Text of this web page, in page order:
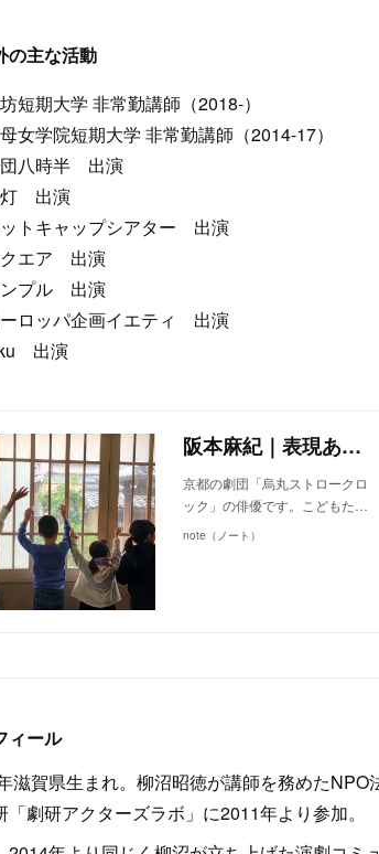
の主な活動
短期大学 非常勤講師（2018-）
女学院短期大学 非常勤講師（2014-17）
八時半 出演
出演
トキャップシアター 出演
エア 出演
プル 出演
ロッパ企画イエティ 出演
出演
阪本麻紀｜表現あそび教室｜note
京都の劇団「烏丸ストロークロ
ック」の俳優です。こどもた…
note（ノート）
ィール
滋賀県生まれ。柳沼昭徳が講師を務めたNPO
「劇研アクターズラボ」に2011年より参加。